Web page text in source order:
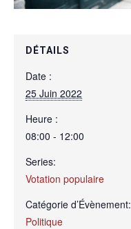
DÉTAILS
Date :
25 Juin 2022
Heure :
08:00 - 12:00
Series:
Votation populaire
Catégorie d’Évènement:
Politique